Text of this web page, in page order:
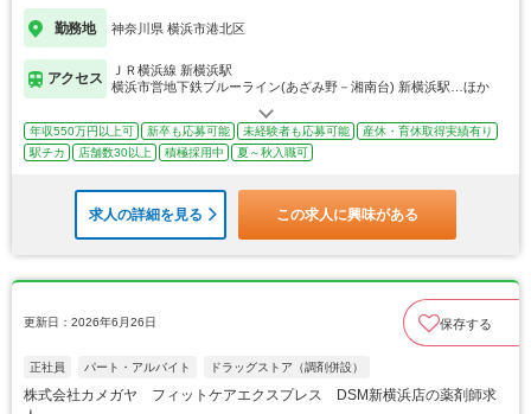
勤務地 神奈川県 横浜市港北区
アクセス
ＪＲ横浜線 新横浜駅
横浜市営地下鉄ブルーライン(あざみ野－湘南台) 新横浜駅…ほか
年収550万円以上可 新卒も応募可能 未経験者も応募可能
産休・育休取得実績有り
駅チカ
店舗数30以上 積極採用中 夏～秋入職可
求人の詳細を見る この求人に興味がある
更新日：2026年6月26日 保存する
正社員 パート・アルバイト ドラッグストア（調剤併設）
株式会社カメガヤ フィットケアエクスプレス DSM新横浜店の薬剤師求